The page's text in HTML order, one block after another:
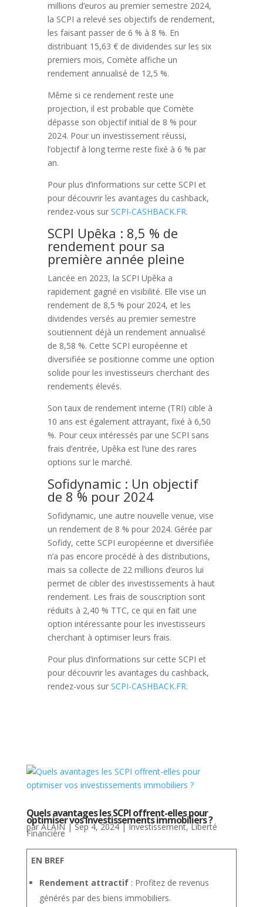
millions d’euros au premier semestre 2024,
la SCPI a relevé ses objectifs de rendement,
les faisant passer de 6 % à 8 %. En
distribuant 15,63 € de dividendes sur les six
premiers mois, Comète affiche un
rendement annualisé de 12,5 %.
Même si ce rendement reste une
projection, il est probable que Comète
dépasse son objectif initial de 8 % pour
2024. Pour un investissement réussi,
l’objectif à long terme reste fixé à 6 % par
an.
Pour plus d’informations sur cette SCPI et
pour découvrir les avantages du cashback,
rendez-vous sur SCPI-CASHBACK.FR.
SCPI Upêka : 8,5 % de
rendement pour sa
première année pleine
Lancée en 2023, la SCPI Upêka a
rapidement gagné en visibilité. Elle vise un
rendement de 8,5 % pour 2024, et les
dividendes versés au premier semestre
soutiennent déjà un rendement annualisé
de 8,58 %. Cette SCPI européenne et
diversifiée se positionne comme une option
solide pour les investisseurs cherchant des
rendements élevés.
Son taux de rendement interne (TRI) cible à
10 ans est également attrayant, fixé à 6,50
%. Pour ceux intéressés par une SCPI sans
frais d’entrée, Upêka est l’une des rares
options sur le marché.
Sofidynamic : Un objectif
de 8 % pour 2024
Sofidynamic, une autre nouvelle venue, vise
un rendement de 8 % pour 2024. Gérée par
Sofidy, cette SCPI européenne et diversifiée
n’a pas encore procédé à des distributions,
mais sa collecte de 22 millions d’euros lui
permet de cibler des investissements à haut
rendement. Les frais de souscription sont
réduits à 2,40 % TTC, ce qui en fait une
option intéressante pour les investisseurs
cherchant à optimiser leurs frais.
Pour plus d’informations sur cette SCPI et
pour découvrir les avantages du cashback,
rendez-vous sur SCPI-CASHBACK.FR.
Quels avantages les SCPI offrent-elles pour
optimiser vos investissements immobiliers ?
parALAIN|Sep 4, 2024|Investissement,Liberté
Financière
EN BREF
Rendement attractif: Profitez de revenus
générés par des biens immobiliers.